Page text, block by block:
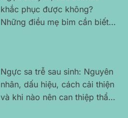
khắc phục được không?
Những điều mẹ bỉm cần biết
Ngực sa trễ sau sinh: Nguyên
nhân, dấu hiệu, cách cải thiện
và khi nào nên can thiệp thẩm